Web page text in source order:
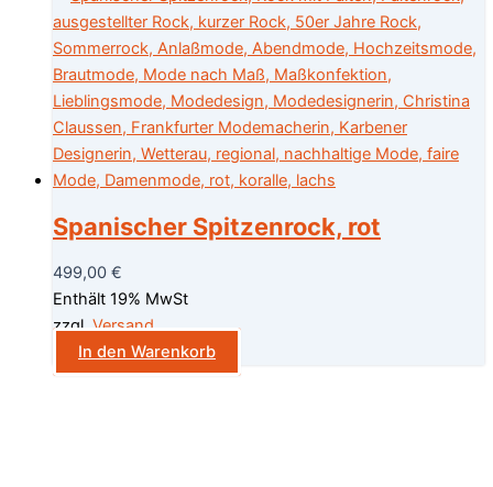
Spanischer Spitzenrock, rot
499,00 €
Enthält 19% MwSt
zzgl. Versand
In den Warenkorb